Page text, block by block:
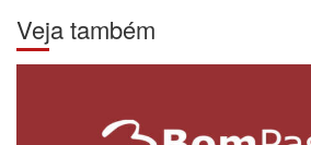
Veja também